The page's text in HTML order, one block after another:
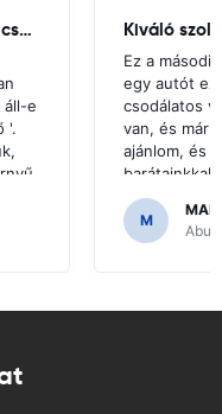
Teljesen zökkenőmentes, apró csuklás
áll-e
'.
a
Kiváló
Ez a
egy autót
csodálatos
van, és már
ajánlom, és
barátainkkal
hogy
M
Abu